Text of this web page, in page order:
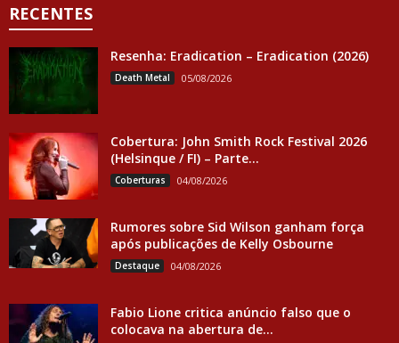
RECENTES
Resenha: Eradication – Eradication (2026)
Death Metal 05/08/2026
Cobertura: John Smith Rock Festival 2026
(Helsinque / FI) – Parte...
Coberturas 04/08/2026
Rumores sobre Sid Wilson ganham força
após publicações de Kelly Osbourne
Destaque 04/08/2026
Fabio Lione critica anúncio falso que o
colocava na abertura de...